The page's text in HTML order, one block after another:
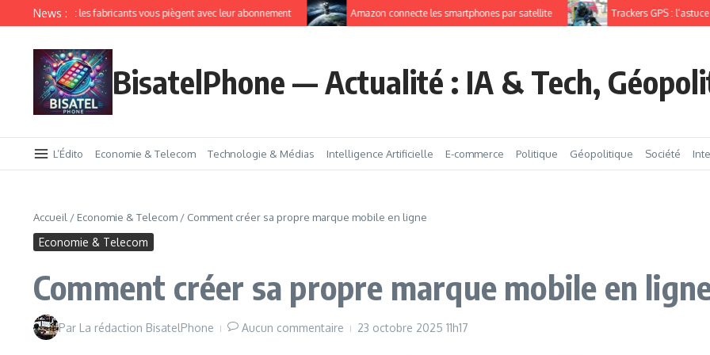
News :
comment les fabricants vous piègent avec leur abonnement Amazon connecte les smartphones par satellite Trackers GPS : l’astuce
BisatelPhone — Actualité : IA & Tech,
L’Édito Economie & Telecom Technologie & Médias Intelligence Artificielle E-commerce Politique Géopolitique Société
Accueil / Economie & Telecom / Comment créer sa propre marque mobile en ligne
Economie & Telecom
Comment créer sa propre marque mobile en
Par La rédaction BisatelPhone Aucun commentaire 23 octobre 2025 11h17